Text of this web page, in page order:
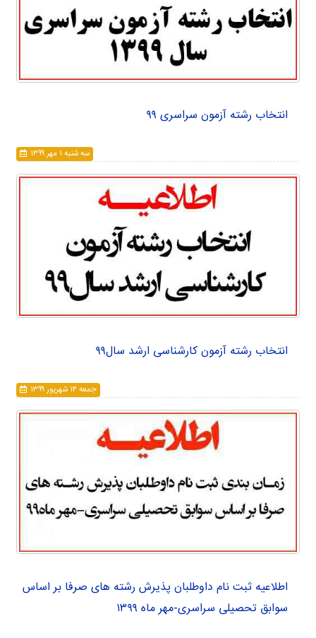
انتخاب رشته آزمون سراسری ۹۹
سه شنبه ۱ مهر ۱۳۹۹
انتخاب رشته آزمون کارشناسی ارشد سال۹۹
جمعه ۱۴ شهريور ۱۳۹۹
اطلاعیه ثبت نام داوطلبان پذیرش رشته های صرفا بر اساس
سوابق تحصیلی سراسری-مهر ماه ۱۳۹۹